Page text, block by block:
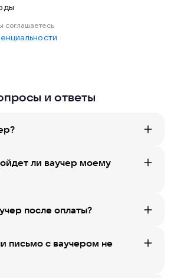
соглашаетесь
и ответы
ли ваучер моему
после оплаты?
письмо с ваучером не